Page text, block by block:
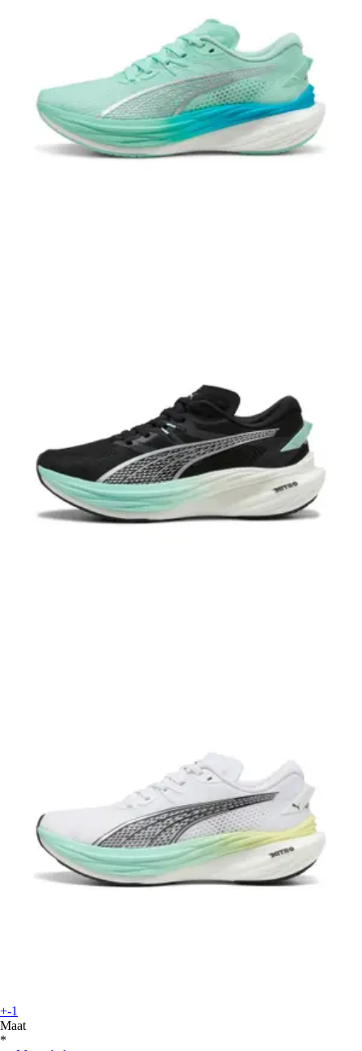
+-1
Maat
*